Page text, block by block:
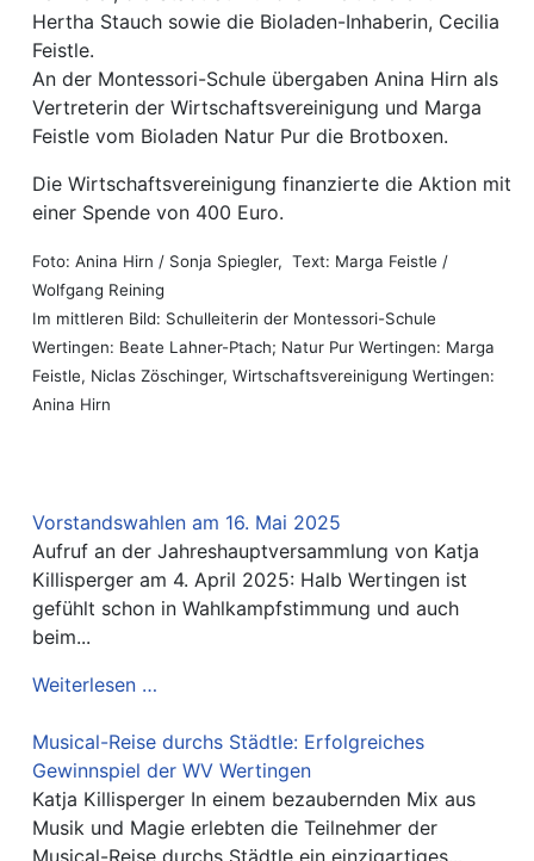
Vorstandswahlen am 16. Mai 2025
Aufruf an der Jahreshauptversammlung von Katja
Killisperger am 4. April 2025: Halb Wertingen ist
gefühlt schon in Wahlkampfstimmung und auch
beim...
Weiterlesen …
Musical-Reise durchs Städtle: Erfolgreiches
Gewinnspiel der WV Wertingen
Katja Killisperger In einem bezaubernden Mix aus
Musik und Magie erlebten die Teilnehmer der
Hertha Stauch sowie die Bioladen-Inhaberin, Cecilia
Feistle.
An der Montessori-Schule übergaben Anina Hirn als
Vertreterin der Wirtschaftsvereinigung und Marga
Feistle vom Bioladen Natur Pur die Brotboxen.
Die Wirtschaftsvereinigung finanzierte die Aktion mit
einer Spende von 400 Euro.
Foto: Anina Hirn / Sonja Spiegler, Text: Marga Feistle /
Wolfgang Reining
Im mittleren Bild: Schulleiterin der Montessori-Schule
Wertingen: Beate Lahner-Ptach; Natur Pur Wertingen: Marga
Feistle, Niclas Zöschinger,Wirtschaftsvereinigung Wertingen:
Anina Hirn